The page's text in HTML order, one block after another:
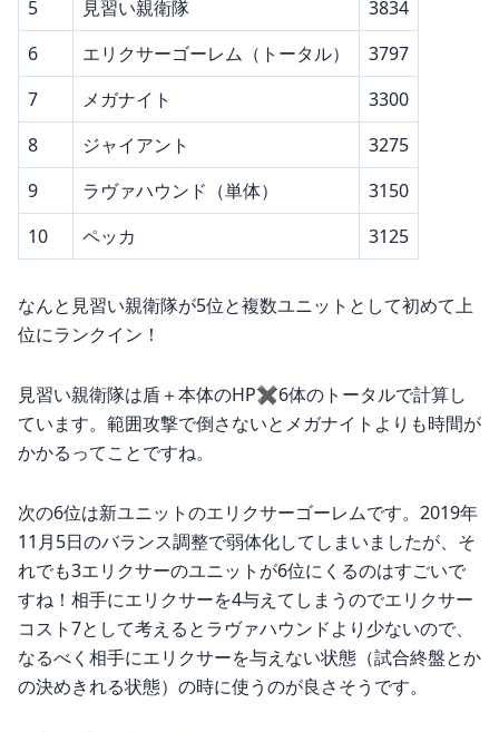
5 見習い親衛隊
3834
6
エリクサーゴーレム（トータル）
3797
7
メガナイト
3300
8
ジャイアント
3275
9
ラヴァハウンド（単体）
3150
10
ペッカ 3125
なんと見習い親衛隊が5位と複数ユニットとして初めて上
位にランクイン！
見習い親衛隊は盾＋本体のHP✖️6体のトータルで計算し
ています。範囲攻撃で倒さないとメガナイトよりも時間が
かかるってことですね。
次の6位は新ユニットのエリクサーゴーレムです。2019年
11月5日のバランス調整で弱体化してしまいましたが、そ
れでも3エリクサーのユニットが6位にくるのはすごいで
すね！相手にエリクサーを4与えてしまうのでエリクサー
コスト7として考えるとラヴァハウンドより少ないので、
なるべく相手にエリクサーを与えない状態（試合終盤とか
の決めきれる状態）の時に使うのが良さそうです。